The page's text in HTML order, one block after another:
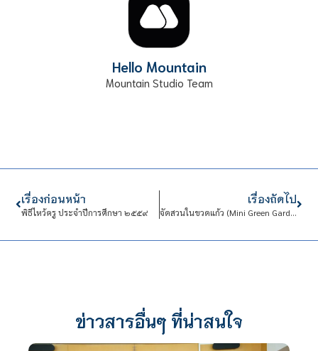
Hello Mountain
Mountain Studio Team
เรื่องก่อนหน้า
พิธีไหว้ครู ประจำปีการศึกษา ๒๕๕๙
เรื่องถัดไป
จัดสวนในขวดแก้ว (Mini Green Garden)
ข่าวสารอื่นๆ ที่น่าสนใจ